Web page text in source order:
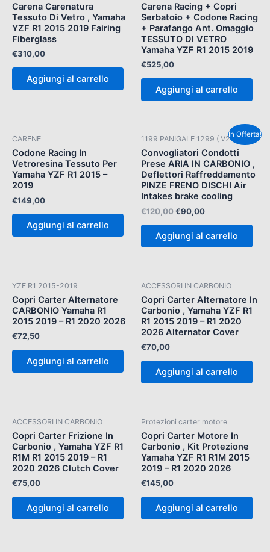
Carena Carenatura
Tessuto Di Vetro , Yamaha
YZF R1 2015 2019 Fairing
Fiberglass
€310,00
Aggiungi al carrello
Carena Racing + Copri
Serbatoio + Codone Racing
+ Parafango Ant. Omaggio
TESSUTO DI VETRO
Yamaha YZF R1 2015 2019
€525,00
Aggiungi al carrello
CARENE
Codone Racing In
Vetroresina Tessuto Per
Yamaha YZF R1 2015 –
2019
€149,00
Aggiungi al carrello
In Offerta!
1199 PANIGALE 1299 ( V2 )
Convogliatori Condotti
Prese ARIA IN CARBONIO ,
Deflettori Raffreddamento
PINZE FRENO DISCHI Air
Intakes brake cooling
€120,00
prezzo
originale
era:
€120,00.
€90,00
prezzo
attuale
è:
€90,00.
Aggiungi al carrello
YZF R1 2015-2019
Copri Carter Alternatore
CARBONIO Yamaha R1
2015 2019 – R1 2020 2026
€72,50
Aggiungi al carrello
ACCESSORI IN CARBONIO
Copri Carter Alternatore In
Carbonio , Yamaha YZF R1
R1 2015 2019 – R1 2020
2026 Alternator Cover
€70,00
Aggiungi al carrello
ACCESSORI IN CARBONIO
Copri Carter Frizione In
Carbonio , Yamaha YZF R1
R1M R1 2015 2019 – R1
2020 2026 Clutch Cover
€75,00
Aggiungi al carrello
Protezioni carter motore
Copri Carter Motore In
Carbonio , Kit Protezione
Yamaha YZF R1 R1M 2015
2019 – R1 2020 2026
€145,00
Aggiungi al carrello